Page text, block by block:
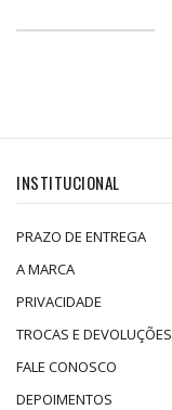
INSTITUCIONAL
PRAZO DE ENTREGA
A MARCA
PRIVACIDADE
TROCAS E DEVOLUÇÕES
FALE CONOSCO
DEPOIMENTOS